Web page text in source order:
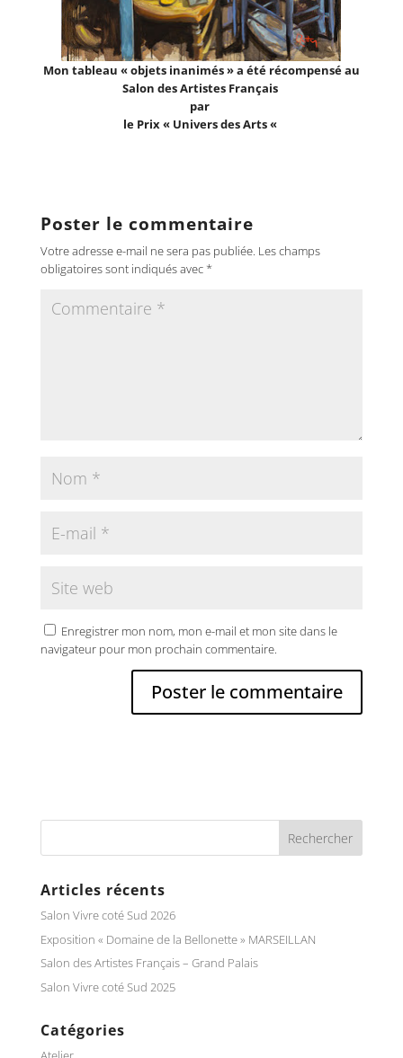
Mon tableau « objets inanimés » a été récompensé au
Salon des Artistes Français
par
le Prix « Univers des Arts «
Poster le commentaire
Votre adresse e-mail ne sera pas publiée. Les champs
obligatoires sont indiqués avec *
Enregistrer mon nom, mon e-mail et mon site dans le
navigateur pour mon prochain commentaire.
Articles récents
Salon Vivre coté Sud 2026
Exposition « Domaine de la Bellonette » MARSEILLAN
Salon des Artistes Français – Grand Palais
Salon Vivre coté Sud 2025
Catégories